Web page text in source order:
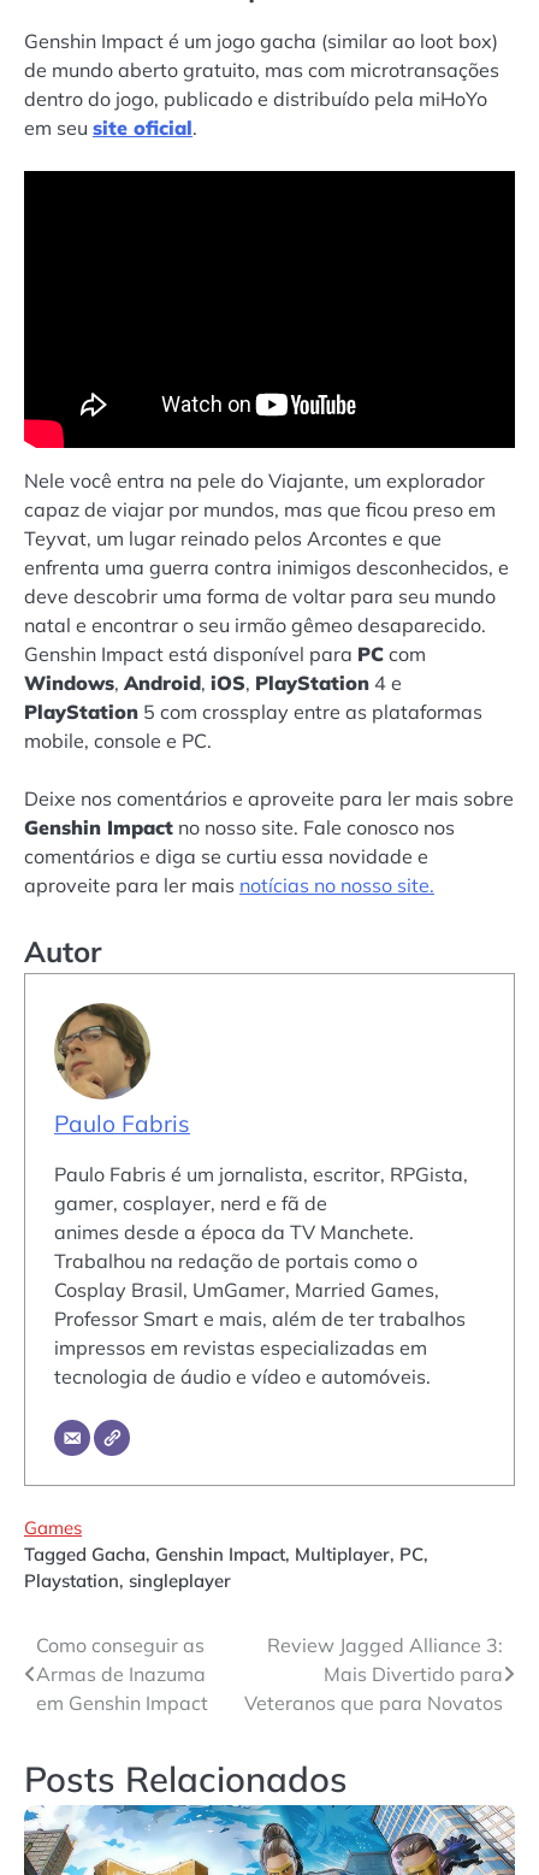
Genshin Impact é um jogo gacha (similar ao loot box)
de mundo aberto gratuito, mas com microtransações
dentro do jogo, publicado e distribuído pela miHoYo
em seu site oficial.
Nele você entra na pele do Viajante, um explorador
capaz de viajar por mundos, mas que ficou preso em
Teyvat, um lugar reinado pelos Arcontes e que
enfrenta uma guerra contra inimigos desconhecidos, e
deve descobrir uma forma de voltar para seu mundo
natal e encontrar o seu irmão gêmeo desaparecido.
Genshin Impact está disponível para PC com
Windows,Android, iOS, PlayStation 4 e
PlayStation 5 com crossplay entre as plataformas
mobile, console e PC.
Deixe nos comentários e aproveite para ler mais sobre
Genshin Impact no nosso site. Fale conosco nos
comentários e diga se curtiu essa novidade e
aproveite para ler mais notícias no nosso site.
Autor
Paulo Fabris
Paulo Fabris é um jornalista, escritor, RPGista,
gamer, cosplayer, nerd e fã de
animes desde a época da TV Manchete.
Trabalhou na redação de portais como o
Cosplay Brasil, UmGamer, Married Games,
Professor Smart e mais, além de ter trabalhos
impressos em revistas especializadas em
tecnologia de áudio e vídeo e automóveis.
Games
Tagged Gacha, Genshin Impact, Multiplayer, PC,
Playstation, singleplayer
Navegação
de
Como conseguir as
Armas de Inazuma
em Genshin Impact
Review Jagged Alliance 3:
Mais Divertido para
Veteranos que para Novatos
Posts Relacionados